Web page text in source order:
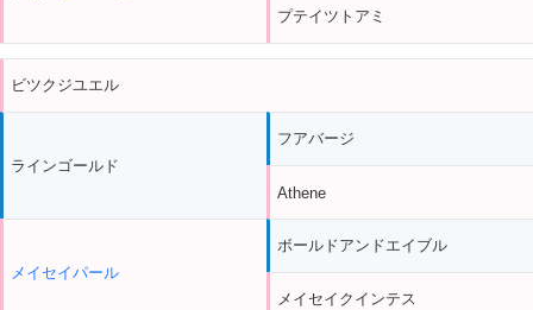
プテイツトアミ
ビツクジユエル
ラインゴールド
メイセイパール
フアバージ
Athene
ボールドアンドエイブル
メイセイクインテス